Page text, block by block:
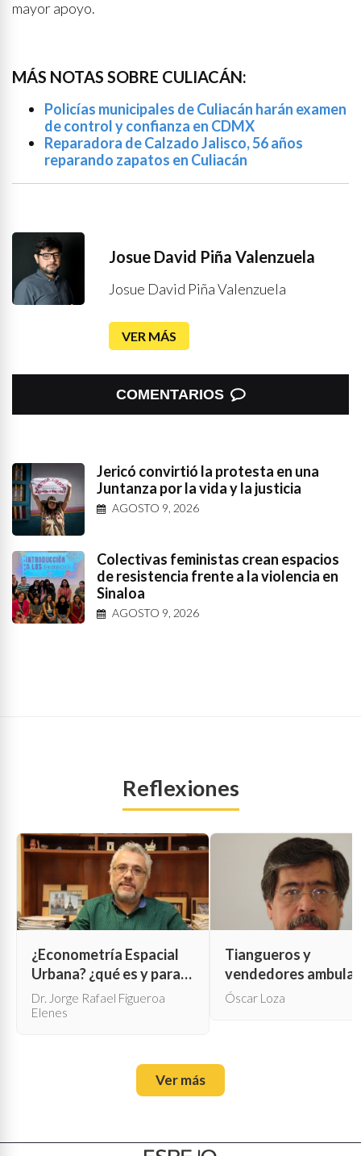
mayor apoyo.
MÁS NOTAS SOBRE CULIACÁN:
Policías municipales de Culiacán harán examen
de control y confianza en CDMX
Reparadora de Calzado Jalisco, 56 años
reparando zapatos en Culiacán
Josue David Piña Valenzuela
Josue David Piña Valenzuela
VER MÁS
COMENTARIOS
Jericó convirtió la protesta en una
Juntanza por la vida y la justicia
AGOSTO 9, 2026
Colectivas feministas crean espacios
de resistencia frente a la violencia en
Sinaloa
AGOSTO 9, 2026
Reflexiones
¿Econometría Espacial
Urbana? ¿qué es y para
qué sirve?
Dr. Jorge Rafael Figueroa
Elenes
Tiangueros y
vendedores
Óscar Loza
Ver más